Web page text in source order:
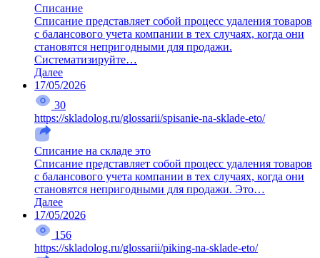
Списание
Списание представляет собой процесс удаления товаров
с балансового учета компании в тех случаях, когда они
становятся непригодными для продажи.
Систематизируйте…
Далее
17/05/2026
30
https://skladolog.ru/glossarii/spisanie-na-sklade-eto/
Списание на складе это
Списание представляет собой процесс удаления товаров
с балансового учета компании в тех случаях, когда они
становятся непригодными для продажи. Это…
Далее
17/05/2026
156
https://skladolog.ru/glossarii/piking-na-sklade-eto/